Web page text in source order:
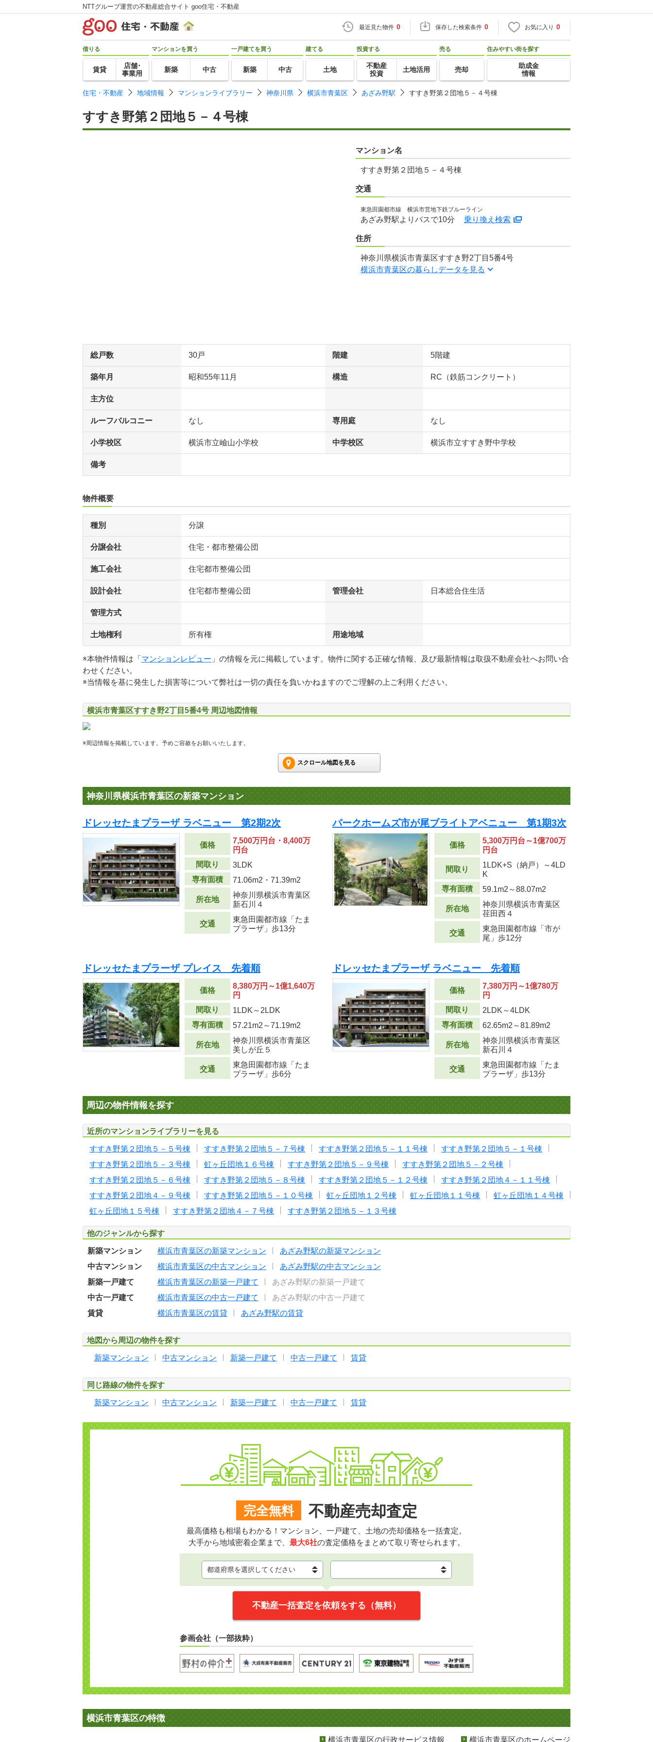
NTTグループ運営の不動産総合サイト goo住宅・不動産
最近見た物件 0 保存した検索条件 0 お気に入り 0
借りる
賃貸
店舗･
事業用
マンションを買う
新築 中古
一戸建てを買う
新築 中古
建てる
土地
投資する
不動産
投資
土地活用
売る
売却
住みやすい街を探す
助成金
情報
住宅・不動産 地域情報 マンションライブラリー 神奈川県 横浜市青葉区 あざみ野駅 すすき野第２団地５－４号棟
すすき野第２団地５－４号棟
マンション名
すすき野第２団地５－４号棟
交通
東急田園都市線 横浜市営地下鉄ブルーライン
あざみ野駅よりバスで10分 乗り換え検索
住所
神奈川県横浜市青葉区すすき野2丁目5番4号
横浜市青葉区の暮らしデータを見る
総戸数 30戸 階建 5階建
築年月 昭和55年11月 構造 RC（鉄筋コンクリート）
主方位
ルーフバルコニー なし 専用庭 なし
小学校区 横浜市立嶮山小学校 中学校区 横浜市立すすき野中学校
備考
物件概要
種別 分譲
分譲会社 住宅・都市整備公団
施工会社 住宅都市整備公団
設計会社 住宅都市整備公団 管理会社 日本総合住生活
管理方式
土地権利 所有権 用途地域
※本物件情報は「 マンションレビュー 」の情報を元に掲載しています。物件に関する正確な情報、及び最新情報は取扱不動産会社へお問い合
わせください。
※当情報を基に発生した損害等について弊社は一切の責任を負いかねますのでご理解の上ご利用ください。
横浜市青葉区すすき野2丁目5番4号 周辺地図情報
※周辺情報を掲載しています。予めご容赦をお願いいたします。
スクロール地図を見る
神奈川県横浜市青葉区の新築マンション
ドレッセたまプラーザ ラベニュー 第2期2次
価格
7,500万円台・8,400万
円台
間取り
3LDK
専有面積
71.06m2 ・71.39m2
所在地
神奈川県横浜市青葉区
新石川４
交通
東急田園都市線「たま
プラーザ」歩13分
パークホームズ市が尾ブライトアベニュー 第1期3次
価格
5,300万円台～1億700万
円台
間取り
1LDK+S（納戸）～4LD
K
専有面積
59.1m2 ～88.07m2
所在地
神奈川県横浜市青葉区
荏田西４
交通
東急田園都市線「市が
尾」歩12分
ドレッセたまプラーザ プレイス 先着順
価格
8,380万円～1億1,640万
円
間取り
1LDK～2LDK
専有面積
57.21m2 ～71.19m2
所在地
神奈川県横浜市青葉区
美しが丘５
交通
東急田園都市線「たま
プラーザ」歩6分
ドレッセたまプラーザ ラベニュー 先着順
価格
7,380万円～1億780万
円
間取り
2LDK～4LDK
専有面積
62.65m2 ～81.89m2
所在地
神奈川県横浜市青葉区
新石川４
交通
東急田園都市線「たま
プラーザ」歩13分
周辺の物件情報を探す
近所のマンションライブラリーを見る
すすき野第２団地５－５号棟 すすき野第２団地５－７号棟 すすき野第２団地５－１１号棟
すすき野第２団地５－１号棟
すすき野第２団地５－３号棟
虹ヶ丘団地１６号棟 すすき野第２団地５－９号棟
すすき野第２団地５－２号棟
すすき野第２団地５－６号棟
すすき野第２団地５－８号棟 すすき野第２団地５－１２号棟
すすき野第２団地４－１１号棟
すすき野第２団地４－９号棟
すすき野第２団地５－１０号棟 虹ヶ丘団地１２号棟 虹ヶ丘団地１１号棟
虹ヶ丘団地１４号棟
虹ヶ丘団地１５号棟
すすき野第２団地４－７号棟 すすき野第２団地５－１３号棟
他のジャンルから探す
新築マンション 横浜市青葉区の新築マンション
あざみ野駅の新築マンション
中古マンション
横浜市青葉区の中古マンション
あざみ野駅の中古マンション
新築一戸建て
横浜市青葉区の新築一戸建て
あざみ野駅の新築一戸建て
中古一戸建て
横浜市青葉区の中古一戸建て
あざみ野駅の中古一戸建て
賃貸
横浜市青葉区の賃貸 あざみ野駅の賃貸
地図から周辺の物件を探す
新築マンション 中古マンション 新築一戸建て 中古一戸建て 賃貸
同じ路線の物件を探す
新築マンション 中古マンション 新築一戸建て 中古一戸建て 賃貸
完全無料 不動産売却査定
最高価格も相場もわかる！マンション、一戸建て、土地の売却価格を一括査定。
大手から地域密着企業まで、 最大6社の査定価格をまとめて取り寄せられます。
不動産一括査定を依頼をする（無料）
参画会社（一部抜粋）
横浜市青葉区の特徴
横浜市青葉区の行政サービス情報 横浜市青葉区のホームページ